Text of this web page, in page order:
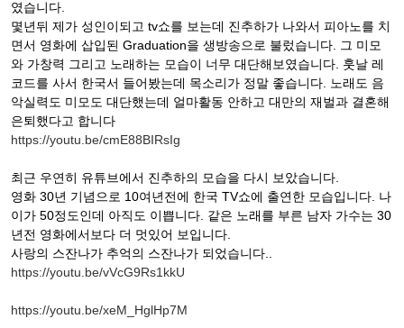
였습니다.
몇년뒤 제가 성인이되고 tv쇼를 보는데 진추하가 나와서 피아노를 치
면서 영화에 삽입된 Graduation을 생방송으로 불렀습니다. 그 미모
와 가창력 그리고 노래하는 모습이 너무 대단해보였습니다. 훗날 레
코드를 사서 한국서 들어봤는데 목소리가 정말 좋습니다. 노래도 음
악실력도 미모도 대단했는데 얼마활동 안하고 대만의 재벌과 결혼해
은퇴했다고 합니다
https://youtu.be/cmE88BIRsIg
최근 우연히 유튜브에서 진추하의 모습을 다시 보았습니다.
영화 30년 기념으로 10여년전에 한국 TV쇼에 출연한 모습입니다. 나
이가 50정도인데 아직도 이쁩니다. 같은 노래를 부른 남자 가수는 30
년전 영화에서보다 더 멋있어 보입니다.
사랑의 스잔나가 추억의 스잔나가 되었습니다..
https://youtu.be/vVcG9Rs1kkU
https://youtu.be/xeM_HglHp7M